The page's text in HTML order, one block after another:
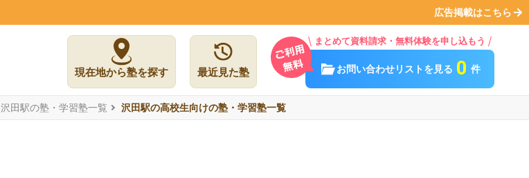
広告掲載はこちら
現在地から塾を探す 最近見た塾
まとめて資料請求・無料体験を申し込もう
お問い合わせリストを見る 0 件
沢田駅の塾・学習塾一覧 沢田駅の高校生向けの塾・学習塾一覧